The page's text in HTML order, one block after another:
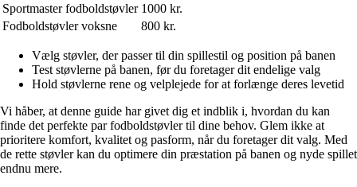
Sportmaster fodboldstøvler 1000 kr.
Fodboldstøvler voksne
800 kr.
Vælg støvler, der passer til din spillestil og position på banen
Test støvlerne på banen, før du foretager dit endelige valg
Hold støvlerne rene og velplejede for at forlænge deres levetid
Vi håber, at denne guide har givet dig et indblik i, hvordan du kan
finde det perfekte par fodboldstøvler til dine behov. Glem ikke at
prioritere komfort, kvalitet og pasform, når du foretager dit valg. Med
de rette støvler kan du optimere din præstation på banen og nyde spillet
endnu mere.